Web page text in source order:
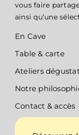
vous faire
ainsi qu’une
En Cave
Table & carte
Ateliers
Notre
Contact & accès